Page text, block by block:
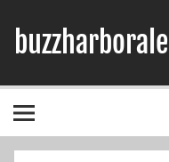
content